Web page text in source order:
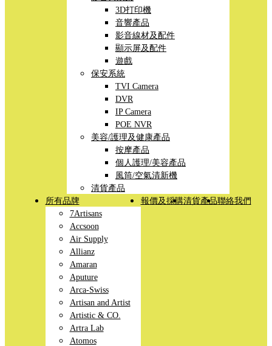
3D打印機
音響產品
影音線材及配件
顯示屏及配件
遊戲
保安系統
TVI Camera
DVR
IP Camera
POE NVR
美容/護理及健康產品
按摩產品
個人護理/美容產品
風筒/空氣清新機
清貨產品
所有品牌
7Artisans
Accsoon
Air Supply
Allianz
Amaran
Aputure
Arca-Swiss
Artisan and Artist
Artistic & CO.
Artra Lab
Atomos
報價及採購清貨產品聯絡我們